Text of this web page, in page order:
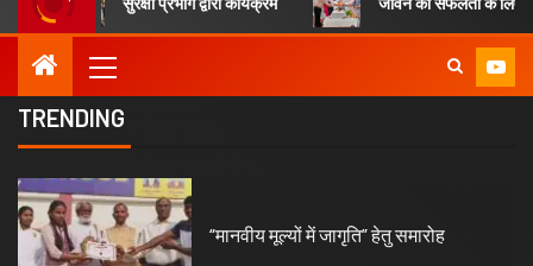
TRENDING
में जागृति” हेतु समारोह सुरक्षा प्रभाग